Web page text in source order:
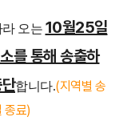
오는 10월25일
를 통해 송출하
합니다.(지역별 송
종료)